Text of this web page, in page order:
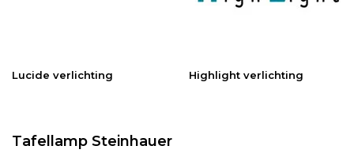
Lucide verlichting Highlight verlichting
Tafellamp Steinhauer